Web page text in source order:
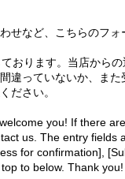
せなど、こちらのフォ
おります。当店から
違っていないか、また
ださい。
you! If there
us. The entry fields
for confirmation],
to below. Thank you!